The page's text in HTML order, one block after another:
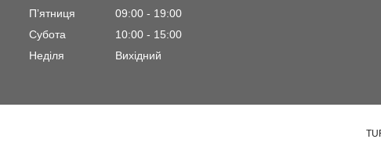
Пʼятниця
09:00
19:00
Субота
10:00
15:00
Неділя
Вихідний